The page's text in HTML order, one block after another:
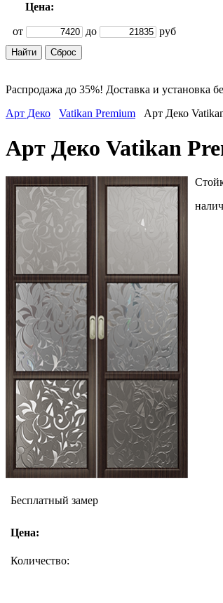
Цена:
от до руб
Распродажа до 35%! Доставка и установка
Арт Деко
Vatikan Premium Арт Деко
Арт Деко Vatikan
Бесплатный замер
Цена:
Количество: